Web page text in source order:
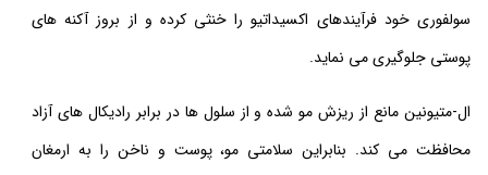
سولفوری خود فرآیندهای اکسیداتیو را خنثی کرده و از بروز آکنه های
پوستی جلوگیری می نماید.
ال-متیونین مانع از ریزش مو شده و از سلول ها در برابر رادیکال های آزاد
محافظت می کند. بنابراین سلامتی مو، پوست و ناخن را به ارمغان